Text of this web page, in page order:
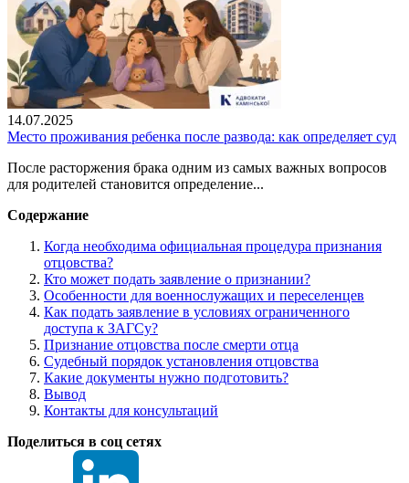
14.07.2025
Место проживания ребенка после развода: как определяет суд
После расторжения брака одним из самых важных вопросов
для родителей становится определение...
Содержание
Когда необходима официальная процедура признания
отцовства?
Кто может подать заявление о признании?
Особенности для военнослужащих и переселенцев
Как подать заявление в условиях ограниченного
доступа к ЗАГСу?
Признание отцовства после смерти отца
Судебный порядок установления отцовства
Какие документы нужно подготовить?
Вывод
Контакты для консультаций
Поделиться в соц сетях